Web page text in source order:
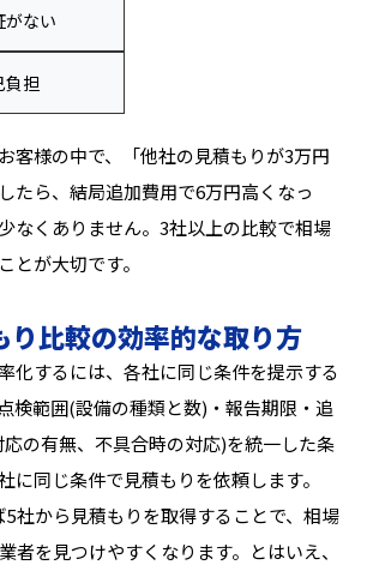
がない
負担
客様の中で、「他社の見積もりが3万円
たら、結局追加費用で6万円高くなっ
なくありません。3社以上の比較で相場
とが大切です。
り比較の効率的な取り方
化するには、各社に同じ条件を提示する
検範囲(設備の種類と数)・報告期限・追
の有無、不具合時の対応)を統一した条
に同じ条件で見積もりを依頼します。
5社から見積もりを取得することで、相場
者を見つけやすくなります。とはいえ、